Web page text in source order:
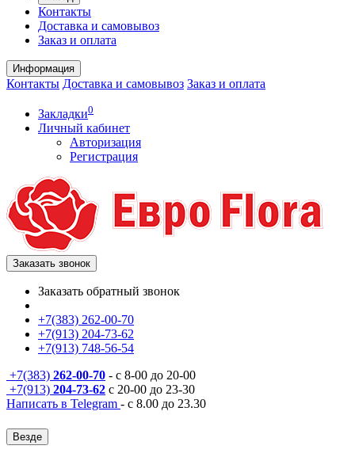
Контакты
Доставка и самовывоз
Заказ и оплата
Информация
Контакты Доставка и самовывоз Заказ и оплата
Закладки0
Личный кабинет
Авторизация
Регистрация
Заказать звонок
Заказать обратный звонок
+7(383) 262-00-70
+7(913) 204-73-62
+7(913) 748-56-54
+7(383) 262-00-70 - с 8-00 до 20-00
+7(913) 204-73-62 с 20-00 до 23-30
Написать в Telegram - с 8.00 до 23.30
Везде